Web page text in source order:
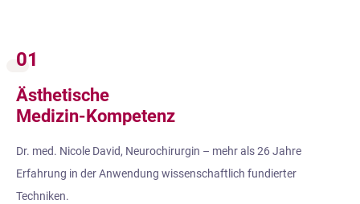
01
Ästhetische
Medizin-Kompetenz
Dr. med. Nicole David, Neurochirurgin – mehr als 26 Jahre
Erfahrung in der Anwendung wissenschaftlich fundierter
Techniken.